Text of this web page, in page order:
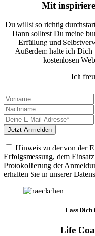
Mit
Du willst so richtig
Dann solltest Du meine
Erfüllung und
Außerdem halte ich Dich
kostenlosen
Ich
Hinweis zu der von der
Erfolgsmessung, dem
Protokollierung der
erhalten Sie in unserer
Lass Dich
Life